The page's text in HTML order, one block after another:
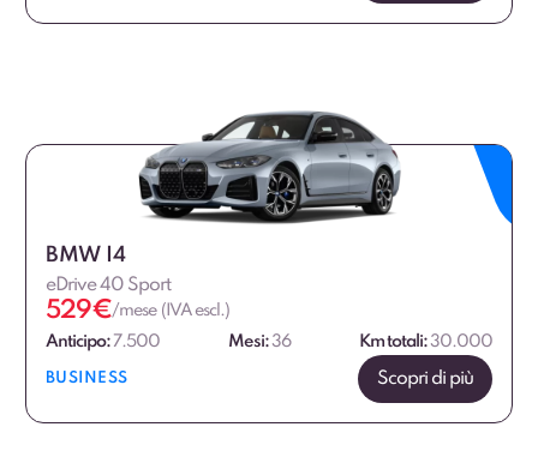
BMW I4
eDrive 40 Sport
529€/mese (IVA escl.)
Anticipo:7.500 Mesi:36 Km totali:30.000
BUSINESS Scopri di più